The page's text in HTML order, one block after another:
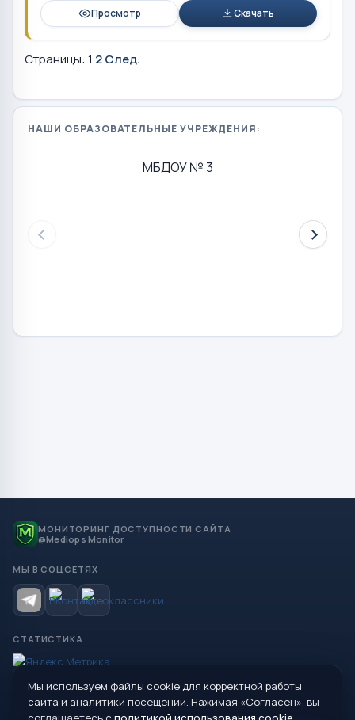
Просмотр
Скачать
Страницы: 1 2След.
НАШИ ОБРАЗОВАТЕЛЬНЫЕ УЧРЕЖДЕНИЯ:
МБДОУ № 3
МОНИТОРИНГ ДОСТУПНОСТИ САЙТА
@Mediops Monitor
МЫ В СОЦСЕТЯХ
СТАТИСТИКА
© 2026 Управление образования Администрации МО
Сухой Лог
Мы используем файлы cookie для корректной работы
сайта и аналитики посещений. Нажимая «Согласен», вы